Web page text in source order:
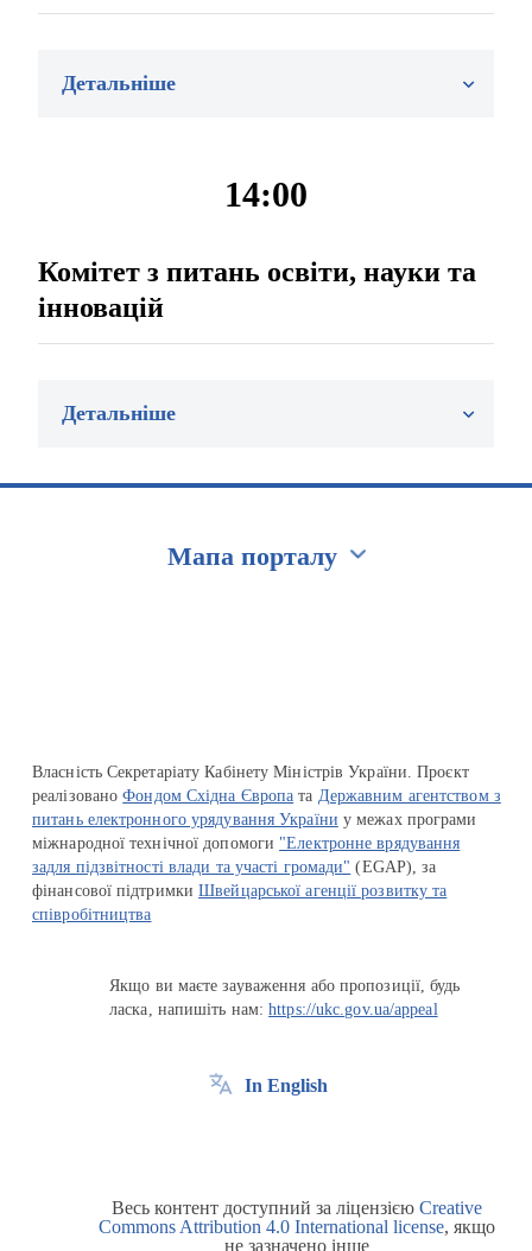
Детальніше
14:00
Комітет з питань освіти, науки та
інновацій
Детальніше
Мапа порталу
Власність Секретаріату Кабінету Міністрів України. Проєкт
реалізованоФондом Східна Європа та Державним агентством з
питань електронного урядування України у межах програми
міжнародної технічної допомоги "Електронне врядування
задля підзвітності влади та участі громади" (EGAP), за
фінансової підтримкиШвейцарської агенції розвитку та
співробітництва
Якщо ви маєте зауваження або пропозиції, будь
ласка, напишіть нам:https://ukc.gov.ua/appeal
In English
Весь контент доступний за ліцензією Creative
Commons Attribution 4.0 International license, якщо
не зазначено інше